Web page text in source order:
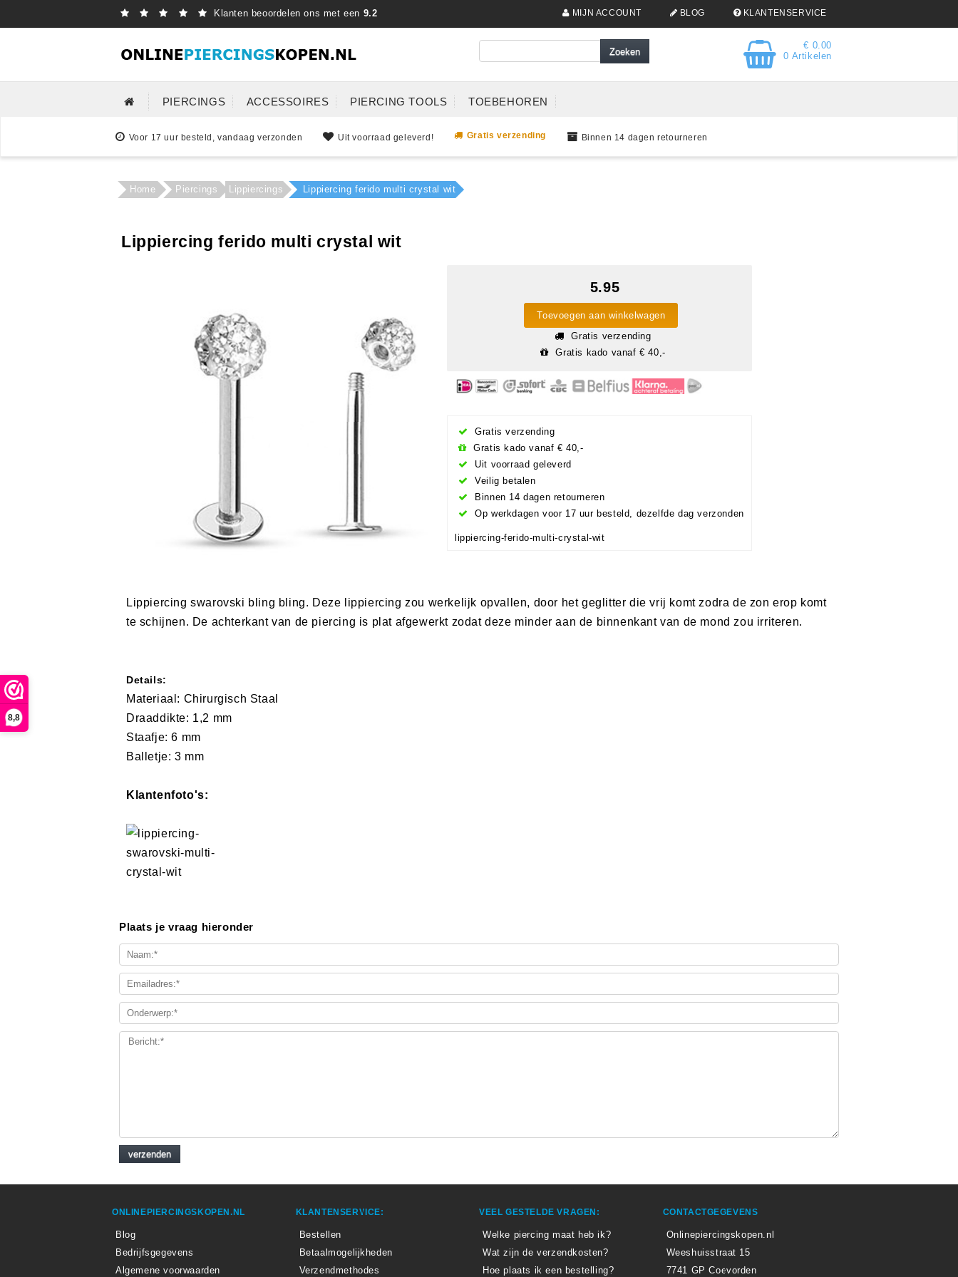
8,8
Klanten beoordelen ons met een 9.2 MIJN ACCOUNT BLOG KLANTENSERVICE
€ 0.00
0 Artikelen
PIERCINGS ACCESSOIRES PIERCING TOOLS TOEBEHOREN
Voor 17 uur besteld, vandaag verzonden Uit voorraad geleverd! Gratis verzending Binnen 14 dagen retourneren
Home Piercings Lippiercings Lippiercing ferido multi crystal wit
Lippiercing ferido multi crystal wit
5.95
Toevoegen aan winkelwagen
Gratis verzending
Gratis kado vanaf € 40,-
Gratis verzending
Gratis kado vanaf € 40,-
Uit voorraad geleverd
Veilig betalen
Binnen 14 dagen retourneren
Op werkdagen voor 17 uur besteld, dezelfde dag verzonden
lippiercing-ferido-multi-crystal-wit
Lippiercing swarovski bling bling. Deze lippiercing zou werkelijk opvallen, door het geglitter die vrij komt zodra de zon erop komt
te schijnen. De achterkant van de piercing is plat afgewerkt zodat deze minder aan de binnenkant van de mond zou irriteren.
Details:
Materiaal: Chirurgisch Staal
Draaddikte: 1,2 mm
Staafje: 6 mm
Balletje: 3 mm
Klantenfoto's:
Plaats je vraag hieronder
ONLINEPIERCINGSKOPEN.NL
Blog
Bedrijfsgegevens
Algemene voorwaarden
KLANTENSERVICE:
Bestellen
Betaalmogelijkheden
Verzendmethodes
VEEL GESTELDE VRAGEN:
Welke piercing maat heb ik?
Wat zijn de verzendkosten?
Hoe plaats ik een bestelling?
CONTACTGEGEVENS
Onlinepiercingskopen.nl
Weeshuisstraat 15
7741 GP Coevorden